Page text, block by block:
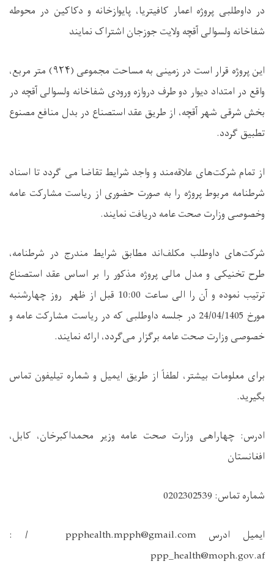
در داوطلبی پروژه اعمار کافیتریا، پایوازخانه و دکاکین در محوطه
شفاخانه ولسوالی آقچه ولایت جوزجان اشتراک نمایند
این پروژه قرار است در زمینی به مساحت مجموعی (۹۲۴) متر مربع،
واقع در امتداد دیوار دو طرف دروازه ورودی شفاخانه ولسوالی آقچه در
بخش شرقی شهر آقچه، از طریق عقد استصناع در بدل منافع مصنوع
تطبیق گردد.
از تمام شرکت‌های علاقه‌مند و واجد شرایط تقاضا می ‌گردد تا اسناد
شرطنامه مربوط پروژه را به ‌صورت حضوری از ریاست مشارکت عامه
وخصوصی وزارت صحت عامه دریافت نمایند.
شرکت‌های داوطلب مکلف‌اند مطابق شرایط مندرج در شرطنامه،
طرح تخنیکی و مدل مالی پروژه مذکور را بر اساس عقد استصناع
ترتیب نموده و آن را الی ساعت 10:00 قبل از ظهر روز چهارشنبه
مورخ 24/04/1405 در جلسه داوطلبی که در ریاست مشارکت عامه و
خصوصی وزارت صحت عامه برگزار می‌گردد، ارائه نمایند.
برای معلومات بیشتر، لطفاً از طریق ایمیل و شماره تیلیفون تماس
بگیرید.
ادرس: چهاراهی وزارت صحت عامه وزیر محمداکبرخان، کابل،
افغانستان
شماره تماس: 0202302539
ایمیل ادرس : / ppphealth.mpph@gmail.com
ppp_health@moph.gov.af